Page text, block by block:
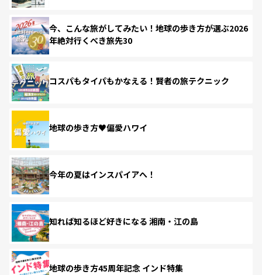
今、こんな旅がしてみたい！地球の歩き方が選ぶ2026
年絶対行くべき旅先30
コスパもタイパもかなえる！賢者の旅テクニック
地球の歩き方♥偏愛ハワイ
今年の夏はインスパイアへ！
知れば知るほど好きになる 湘南・江の島
地球の歩き方45周年記念 インド特集